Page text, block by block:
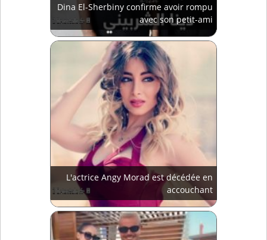
Dina El-Sherbiny confirme avoir rompu
avec son petit-ami
L'actrice Angy Morad est décédée en
accouchant